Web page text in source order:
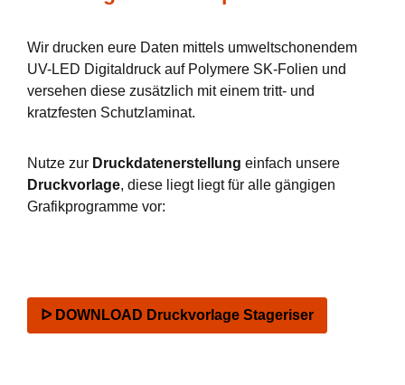
Wir drucken eure Daten mittels umweltschonendem
UV-LED Digitaldruck auf Polymere SK-Folien und
versehen diese zusätzlich mit einem tritt- und
kratzfesten Schutzlaminat.
Nutze zur Druckdatenerstellung einfach unsere
Druckvorlage, diese liegt liegt für alle gängigen
Grafikprogramme vor:
ᐅ DOWNLOAD Druckvorlage Stageriser